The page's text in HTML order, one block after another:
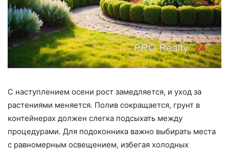
С наступлением осени рост замедляется, и уход за
растениями меняется. Полив сокращается, грунт в
контейнерах должен слегка подсыхать между
процедурами. Для подоконника важно выбирать места
с равномерным освещением, избегая холодных